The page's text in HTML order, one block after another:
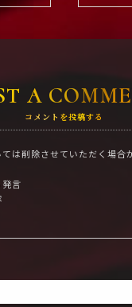
A
コメントを投稿する
は削除させていただく場合
発言